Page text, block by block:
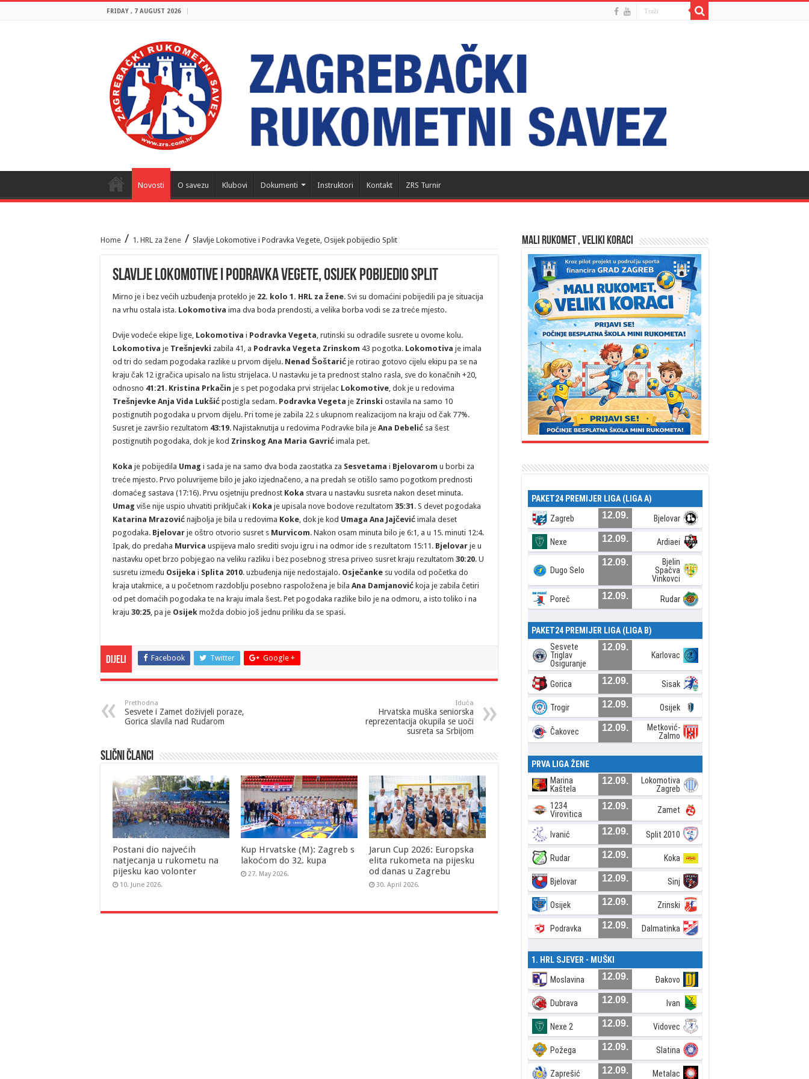
FRIDAY , 7 AUGUST 2026
Novosti O savezu Klubovi Dokumenti Instruktori Kontakt ZRS Turnir
Home / 1. HRL za žene / Slavlje Lokomotive i Podravka Vegete, Osijek pobijedio Split
Slavlje Lokomotive i Podravka Vegete, Osijek pobijedio Split
Mirno je i bez većih uzbuđenja proteklo je 22. kolo 1. HRL za žene. Svi su domaćini pobijedili pa je situacija
na vrhu ostala ista. Lokomotiva ima dva boda prendosti, a velika borba vodi se za treće mjesto.
Dvije vodeće ekipe lige, Lokomotiva i Podravka Vegeta, rutinski su odradile susrete u ovome kolu.
Lokomotiva je Trešnjevki zabila 41, a Podravka Vegeta Zrinskom 43 pogotka. Lokomotiva je imala
od tri do sedam pogodaka razlike u prvom dijelu. Nenad Šoštarić je rotirao gotovo cijelu ekipu pa se na
kraju čak 12 igračica upisalo na listu strijelaca. U nastavku je ta prednost stalno rasla, sve do konačnih +20,
odnosno 41:21 . Kristina Prkačin je s pet pogodaka prvi strijelac Lokomotive, dok je u redovima
Trešnjevke Anja Vida Lukšić postigla sedam. Podravka Vegeta je Zrinski ostavila na samo 10
postignutih pogodaka u prvom dijelu. Pri tome je zabila 22 s ukupnom realizacijom na kraju od čak 77%.
Susret je završio rezultatom 43:19. Najistaknutija u redovima Podravke bila je Ana Debelić sa šest
postignutih pogodaka, dok je kod Zrinskog Ana Maria Gavrić imala pet.
Koka je pobijedila Umag i sada je na samo dva boda zaostatka za Sesvetama i Bjelovarom u borbi za
treće mjesto. Prvo poluvrijeme bilo je jako izjednačeno, a na predah se otišlo samo pogotkom prednosti
domaćeg sastava (17:16). Prvu osjetniju prednost Koka stvara u nastavku susreta nakon deset minuta.
Umag više nije uspio uhvatiti priključak i Koka je upisala nove bodove rezultatom 35:31 . S devet pogodaka
Katarina Mrazović najbolja je bila u redovima Koke, dok je kod Umaga Ana Jajčević imala deset
pogodaka. Bjelovar je oštro otvorio susret s Murvicom. Nakon osam minuta bilo je 6:1, a u 15. minuti 12:4.
Ipak, do predaha Murvica uspijeva malo srediti svoju igru i na odmor ide s rezultatom 15:11. Bjelovar je u
nastavku opet brzo pobjegao na veliku razliku i bez posebnog stresa priveo susret kraju rezultatom 30:20. U
susretu između Osijeka i Splita 2010. uzbuđenja nije nedostajalo. Osječanke su vodila od početka do
kraja utakmice, a u početnom razdoblju posebno raspoložena je bila Ana Damjanović koja je zabila četiri
od pet domaćih pogodaka te na kraju imala šest. Pet pogodaka razlike bilo je na odmoru, a isto toliko i na
kraju 30:25, pa je Osijek možda dobio još jednu priliku da se spasi.
Dijeli Facebook Twitter Google +
Prethodna
Sesvete i Zamet doživjeli poraze,
Gorica slavila nad Rudarom
Iduća
Hrvatska muška seniorska
reprezentacija okupila se uoči
susreta sa Srbijom
Slični članci
Postani dio najvećih
natjecanja u rukometu na
pijesku kao volonter
10. June 2026.
Kup Hrvatske (M): Zagreb s
lakoćom do 32. kupa
27. May 2026.
Jarun Cup 2026: Europska
elita rukometa na pijesku
od danas u Zagrebu
30. April 2026.
MALI RUKOMET , VELIKI KORACI
PAKET24 PREMIJER LIGA (LIGA A)
Zagreb 12.09. Bjelovar
Nexe 12.09. Ardiaei
Dugo Selo
12.09.
Bjelin
Spačva
Vinkovci
Poreč 12.09. Rudar
PAKET24 PREMIJER LIGA (LIGA B)
Sesvete
Triglav
Osiguranje
12.09.
Karlovac
Gorica 12.09. Sisak
Trogir 12.09. Osijek
Čakovec 12.09.
Metković-
Zalmo
PRVA LIGA ŽENE
Marina
Kaštela
12.09.
Lokomotiva
Zagreb
1234
Virovitica
12.09. Zamet
Ivanić 12.09. Split 2010
Rudar 12.09. Koka
Bjelovar 12.09. Sinj
Osijek 12.09. Zrinski
Podravka 12.09. Dalmatinka
1. HRL SJEVER - MUŠKI
Moslavina 12.09. Đakovo
Dubrava 12.09. Ivan
Nexe 2 12.09. Vidovec
Požega 12.09. Slatina
Zaprešić 12.09. Metalac